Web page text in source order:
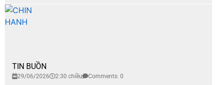
TIN BUỒN
29/06/2026 2:30 chiều Comments: 0